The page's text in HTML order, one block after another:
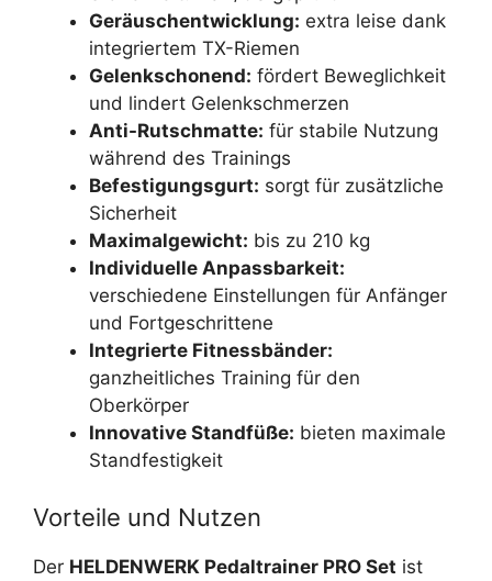
Geräuschentwicklung: extra leise dank
integriertem TX-Riemen
Gelenkschonend: fördert Beweglichkeit
und lindert Gelenkschmerzen
Anti-Rutschmatte: für stabile Nutzung
während des Trainings
Befestigungsgurt: sorgt für zusätzliche
Sicherheit
Maximalgewicht: bis zu 210 kg
Individuelle Anpassbarkeit:
verschiedene Einstellungen für Anfänger
und Fortgeschrittene
Integrierte Fitnessbänder:
ganzheitliches Training für den
Oberkörper
Innovative Standfüße: bieten maximale
Standfestigkeit
Vorteile und Nutzen
Der HELDENWERK Pedaltrainer PRO Set ist